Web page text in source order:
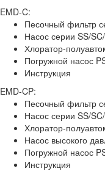
EMD-C:
Песочный фильтр
Насос серии SS/
Хлоратор-
Погружной насос
Инструкция
EMD-CP:
Песочный фильтр
Насос серии SS/
Хлоратор-
Насос высокого
Погружной насос
Инструкция